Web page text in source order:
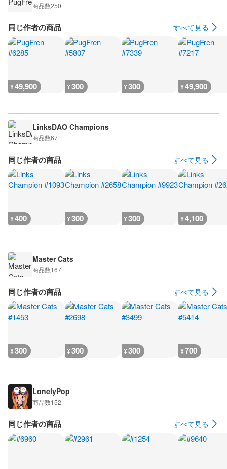
商品数250
同じ作者の商品 すべて見る
¥49,900 ¥300 ¥300 ¥49,900
LinksDAO Champions
商品数67
同じ作者の商品 すべて見る
¥400 ¥300 ¥300 ¥4,100
Master Cats
商品数167
同じ作者の商品 すべて見る
¥300 ¥300 ¥300 ¥700
LonelyPop
商品数152
同じ作者の商品 すべて見る